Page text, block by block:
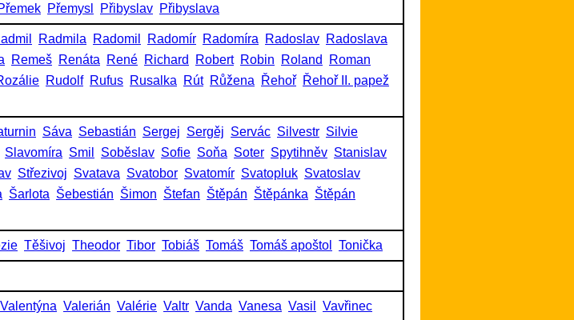
Přemysl Přibyslav Přibyslava
Radmila Radomil Radomír Radomíra Radoslav Radoslava
Remeš Renáta René Richard Robert Robin Roland
Roman
Rudolf Rufus Rusalka Rút Růžena Řehoř Řehoř II. papež
Sáva Sebastián Sergej Sergěj Servác Silvestr Silvie
Slavomíra Smil Soběslav Sofie Soňa Soter Spytihněv Stanislav
Střezivoj Svatava Svatobor Svatomír Svatopluk Svatoslav
Šarlota Šebestián Šimon Štefan Štěpán Štěpánka Štěpán
Těšivoj Theodor Tibor Tobiáš Tomáš Tomáš apoštol Tonička
Valentýna Valerián Valérie Valtr Vanda Vanesa Vasil
Vavřinec